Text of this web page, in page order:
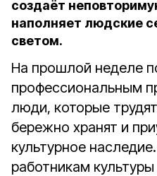
создаёт
наполняет людские
светом.
На прошлой неделе
профессиональным
люди, которые
бережно хранят и
культурное
работникам